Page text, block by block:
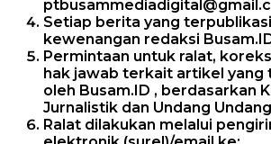
Setiap berita yang
kewenangan redaksi
Permintaan untuk ralat,
hak jawab terkait artikel
oleh Busam.ID , berdasarkan
Jurnalistik dan Undang
Ralat dilakukan melalui